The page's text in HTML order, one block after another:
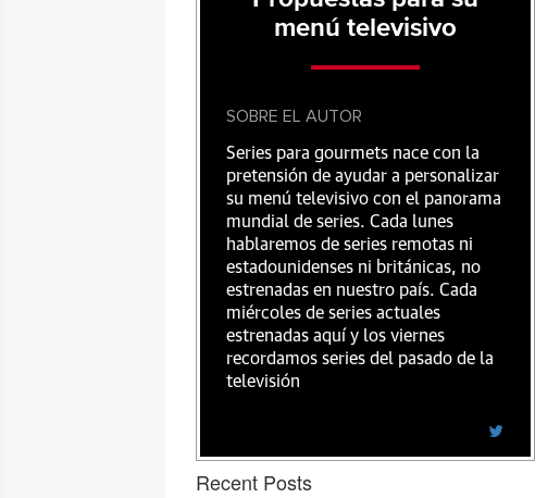
menú televisivo
SOBRE EL AUTOR
Series para gourmets nace con la
pretensión de ayudar a personalizar
su menú televisivo con el panorama
mundial de series. Cada lunes
hablaremos de series remotas ni
estadounidenses ni británicas, no
estrenadas en nuestro país. Cada
miércoles de series actuales
estrenadas aquí y los viernes
recordamos series del pasado de la
televisión
Recent Posts